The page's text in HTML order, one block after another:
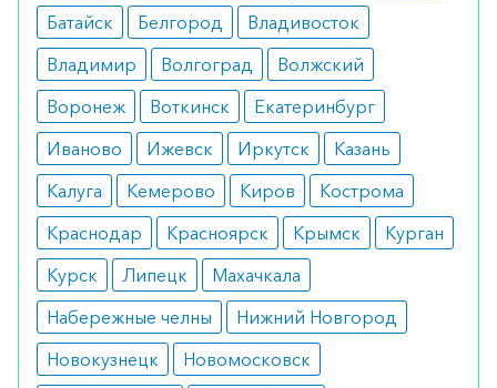
Побочные эффекты
Препарат не вызывает побочных симптомов,
крайне редко отмечается снижение уровня
сахара в крови.
Режим дозирования
Таблетки принимают дважды в день по одной
штуке за тридцать минут до еды.
Особые указания
Препарат отлично показал себя при
Батайск
Белгород
Владивосток
Владимир
Волгоград
Волжский
Воронеж
Воткинск
Екатеринбург
Иваново
Ижевск Иркутск
Казань
Калуга
Кемерово Киров
Кострома
Краснодар
Красноярск Крымск
Курган
Курск
Липецк
Махачкала
Набережные челны
Нижний Новгород
Новокузнецк
Новомосковск